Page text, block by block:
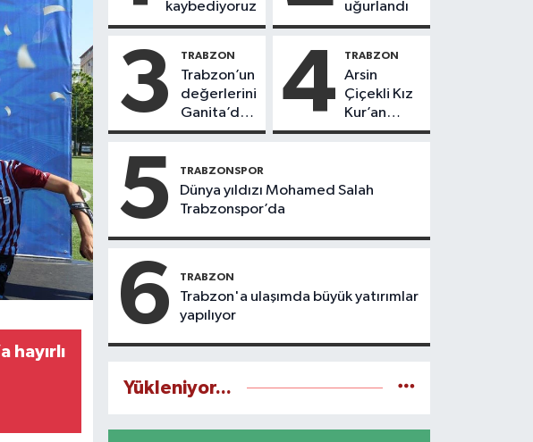
hayırlı
kaybediyoruz
uğurlandı
3 TRABZON
Trabzon’un
değerlerini
Ganita’da
yaşatıyoruz
4 TRABZON
Arsin
Çiçekli Kız
Kur’an
Kursu’nda
5 TRABZONSPOR
Dünya yıldızı Mohamed Salah
Trabzonspor’da
6 TRABZON
Trabzon'a ulaşımda büyük yatırımlar
yapılıyor
Yükleniyor...